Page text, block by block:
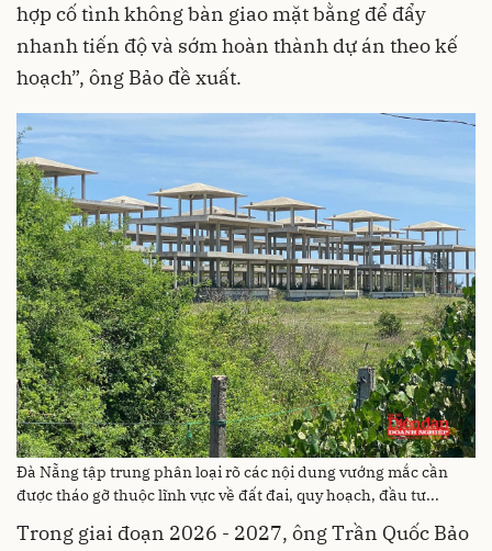
hợp cố tình không bàn giao mặt bằng để đẩy
nhanh tiến độ và sớm hoàn thành dự án theo kế
hoạch”, ông Bảo đề xuất.
Đà Nẵng tập trung phân loại rõ các nội dung vướng mắc cần
được tháo gỡ thuộc lĩnh vực về đất đai, quy hoạch, đầu tư...
Trong giai đoạn 2026 - 2027, ông Trần Quốc Bảo